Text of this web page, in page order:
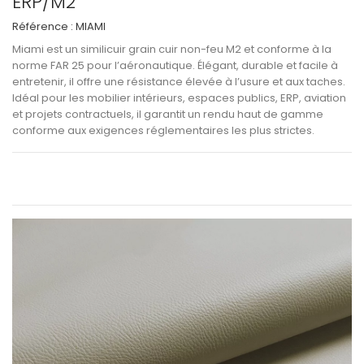
Référence : MIAMI
Miami est un similicuir grain cuir non-feu M2 et conforme à la
norme FAR 25 pour l’aéronautique. Élégant, durable et facile à
entretenir, il offre une résistance élevée à l’usure et aux taches.
Idéal pour les mobilier intérieurs, espaces publics, ERP, aviation
et projets contractuels, il garantit un rendu haut de gamme
conforme aux exigences réglementaires les plus strictes.